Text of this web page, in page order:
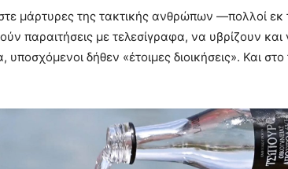
μάρτυρες της τακτικής ανθρώπων —πολλοί εκ
παραιτήσεις με τελεσίγραφα, να υβρίζουν
υποσχόμενοι δήθεν «έτοιμες διοικήσεις». Και στο